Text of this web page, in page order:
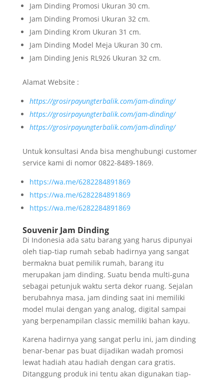
Jam Dinding Promosi Ukuran 30 cm.
Jam Dinding Promosi Ukuran 32 cm.
Jam Dinding Krom Ukuran 31 cm.
Jam Dinding Model Meja Ukuran 30 cm.
Jam Dinding Jenis RL926 Ukuran 32 cm.
Alamat Website :
https://grosirpayungterbalik.com/jam-dinding/
https://grosirpayungterbalik.com/jam-dinding/
https://grosirpayungterbalik.com/jam-dinding/
Untuk konsultasi Anda bisa menghubungi customer
service kami di nomor 0822-8489-1869.
https://wa.me/6282284891869
https://wa.me/6282284891869
https://wa.me/6282284891869
Souvenir Jam Dinding
Di Indonesia ada satu barang yang harus dipunyai
oleh tiap-tiap rumah sebab hadirnya yang sangat
bermakna buat pemilik rumah, barang itu
merupakan jam dinding. Suatu benda multi-guna
sebagai petunjuk waktu serta dekor ruang. Sejalan
berubahnya masa, jam dinding saat ini memiliki
model mulai dengan yang analog, digital sampai
yang berpenampilan classic memiliki bahan kayu.
Karena hadirnya yang sangat perlu ini, jam dinding
benar-benar pas buat dijadikan wadah promosi
lewat hadiah atau hadiah dengan cara gratis.
Ditanggung produk ini tentu akan digunakan tiap-